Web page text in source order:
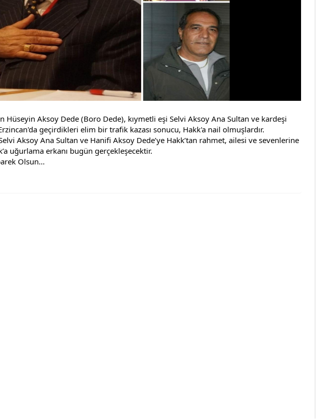
Hüseyin Aksoy Dede (Boro Dede), kıymetli eşi Selvi Aksoy Ana Sultan ve kardeşi
geçirdikleri elim bir trafik kazası sonucu, Hakk'a nail olmuşlardır.
Aksoy Ana Sultan ve Hanifi Aksoy Dede’ye Hakk’tan rahmet, ailesi ve sevenlerine
uğurlama erkanı bugün gerçekleşecektir.
Olsun…